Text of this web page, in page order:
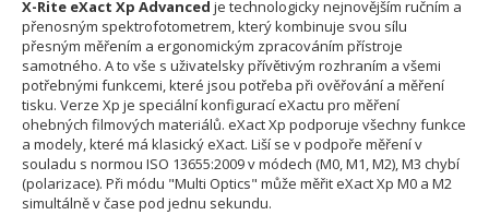
X-Rite eXact Xp Advanced je technologicky nejnovějším ručním a
přenosným spektrofotometrem, který kombinuje svou sílu
přesným měřením a ergonomickým zpracováním přístroje
samotného. A to vše s uživatelsky přívětivým rozhraním a všemi
potřebnými funkcemi, které jsou potřeba při ověřování a měření
tisku. Verze Xp je speciální konfigurací eXactu pro měření
ohebných filmových materiálů. eXact Xp podporuje všechny funkce
a modely, které má klasický eXact. Liší se v podpoře měření v
souladu s normou ISO 13655:2009 v módech (M0, M1, M2), M3 chybí
(polarizace). Při módu "Multi Optics" může měřit eXact Xp M0 a M2
simultálně v čase pod jednu sekundu.